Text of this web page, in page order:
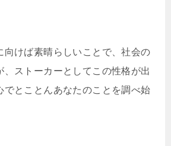
向けば素晴らしいことで、社会の
、ストーカーとしてこの性格が出
でとことんあなたのことを調べ始